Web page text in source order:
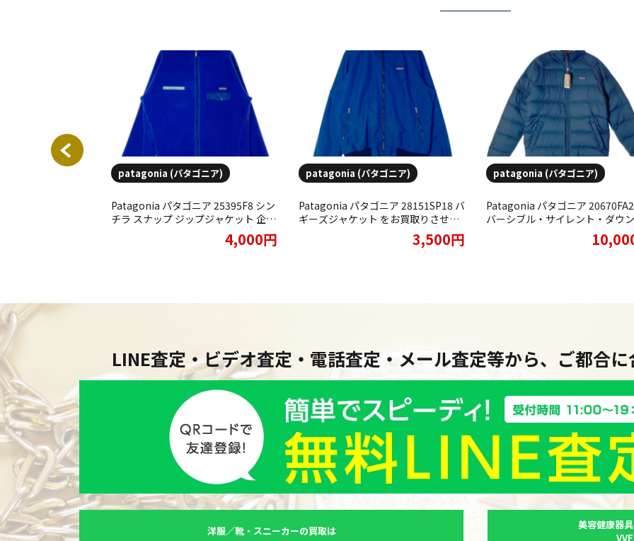
patagonia (パタゴニア)
Patagonia パタゴニア 25395F8 シン
チラ スナップ ジップジャケット 企業
ロゴ をお買取りさせていただきまし
4,000円
patagonia (パタゴニア)
Patagonia パタゴニア 28151SP18 バ
ギーズジャケット をお買取りさせて
3,500円
patagonia (パタゴニア)
Patagonia パタゴニア
バーシブル・サイレント・ダウ
ャケット タグ付き ネイビー を
りさせていただきました。
LINE査定・ビデオ査定・電話査定・メール査定等から、ご都合
洋服／靴・スニーカーの買取は
美容健康器